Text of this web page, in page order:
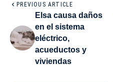
PREVIOUS ARTICLE
Elsa causa daños
en el sistema
eléctrico,
acueductos y
viviendas